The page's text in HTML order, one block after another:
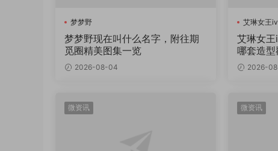
梦梦野
梦梦野现在叫什么名字，附往期
觅圈精美图集一览
2026-08-04
艾琳女王
艾琳女王
哪套造型
2026-
微资讯 微资讯